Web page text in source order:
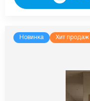
Новинка Хит продаж